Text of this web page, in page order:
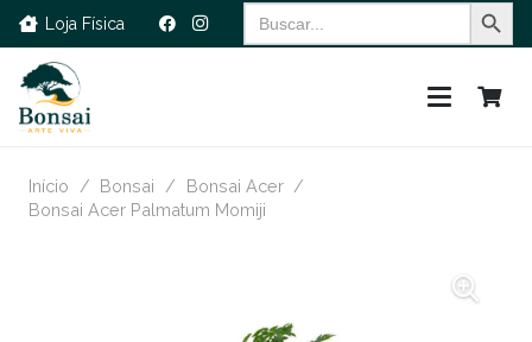
Loja Física
Search
for:
Início / Bonsai / Bonsai Acer /
Bonsai Acer Palmatum Momiji